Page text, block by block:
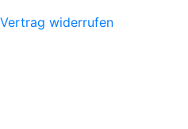
Vertrag widerrufen